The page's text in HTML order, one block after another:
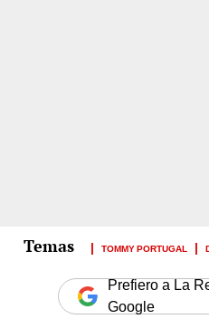
TOMMY PORTUGAL
Prefiero a La
Google